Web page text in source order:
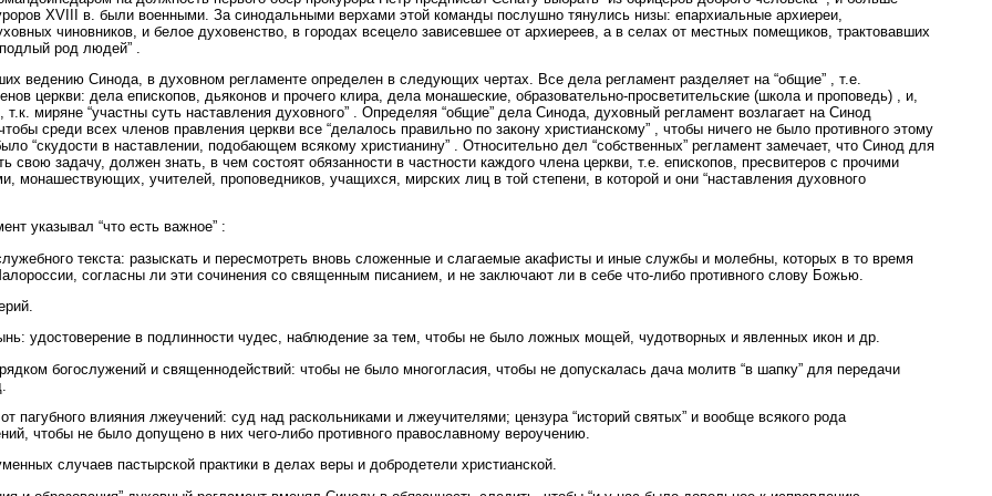
XVIII в. были военными. За синодальными верхами этой команды послушно тянулись низы: епархиальные архиереи,
чиновников, и белое духовенство, в городах всецело зависевшее от архиереев, а в селах от местных помещиков, трактовавших
род людей” .
ведению Синода, в духовном регламенте определен в следующих чертах. Все дела регламент разделяет на “общие” , т.е.
церкви: дела епископов, дьяконов и прочего клира, дела монашеские, образовательно-просветительские (школа и проповедь) , и,
миряне “участны суть наставления духовного” . Определяя “общие” дела Синода, духовный регламент возлагает на Синод
среди всех членов правления церкви все “делалось правильно по закону христианскому” , чтобы ничего не было противного этому
“скудости в наставлении, подобающем всякому христианину” . Относительно дел “собственных” регламент замечает, что Синод для
свою задачу, должен знать, в чем состоят обязанности в частности каждого члена церкви, т.е. епископов, пресвитеров с прочими
монашествующих, учителей, проповедников, учащихся, мирских лиц в той степени, в которой и они “наставления духовного
указывал “что есть важное” :
текста: разыскать и пересмотреть вновь сложенные и слагаемые акафисты и иные службы и молебны, которых в то время
согласны ли эти сочинения со священным писанием, и не заключают ли в себе что-либо противного слову Божью.
удостоверение в подлинности чудес, наблюдение за тем, чтобы не было ложных мощей, чудотворных и явленных икон и др.
богослужений и священнодействий: чтобы не было многогласия, чтобы не допускалась дача молитв “в шапку” для передачи
пагубного влияния лжеучений: суд над раскольниками и лжеучителями; цензура “историй святых” и вообще всякого рода
чтобы не было допущено в них чего-либо противного православному вероучению.
случаев пастырской практики в делах веры и добродетели христианской.